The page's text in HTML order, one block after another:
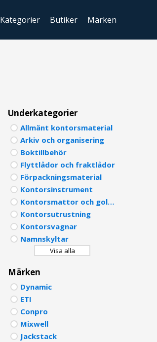
Kategorier Butiker Märken
Underkategorier
Allmänt kontorsmaterial
Arkiv och organisering
Boktillbehör
Flyttlådor och fraktlådor
Förpackningsmaterial
Kontorsinstrument
Kontorsmattor och golvskydd
Kontorsutrustning
Kontorsvagnar
Namnskyltar
Visa alla
Märken
Dynamic
ETI
Conpro
Mixwell
Jackstack